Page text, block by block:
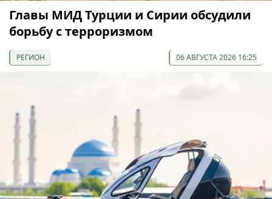
Главы МИД Турции и Сирии обсудили
борьбу с терроризмом
РЕГИОН 06 АВГУСТА 2026 16:25